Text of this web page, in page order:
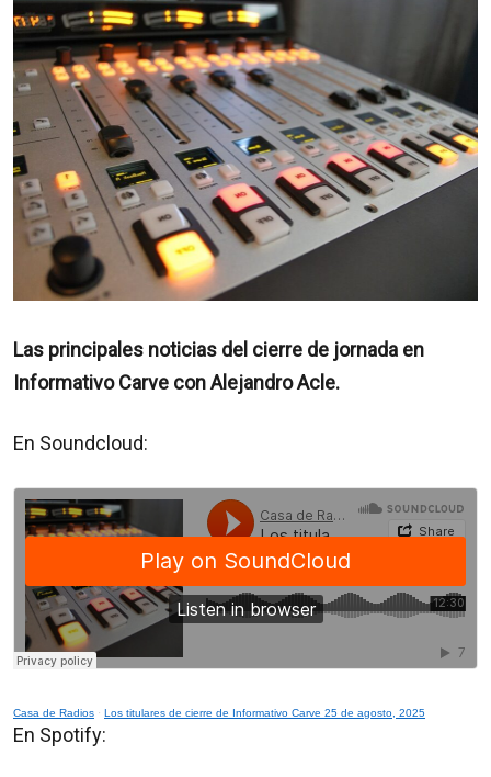
Las principales noticias del cierre de jornada en
Informativo Carve con Alejandro Acle.
En Soundcloud:
Casa de Radios · Los titulares de cierre de Informativo Carve 25 de agosto, 2025
En Spotify: